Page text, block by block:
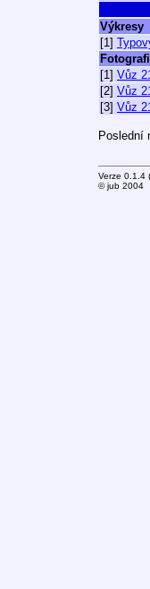
Výkresy
[1]
[1] Vůz
[2] Vůz
[3] Vůz
Poslední
Verze 0.1.4
© jub 2004